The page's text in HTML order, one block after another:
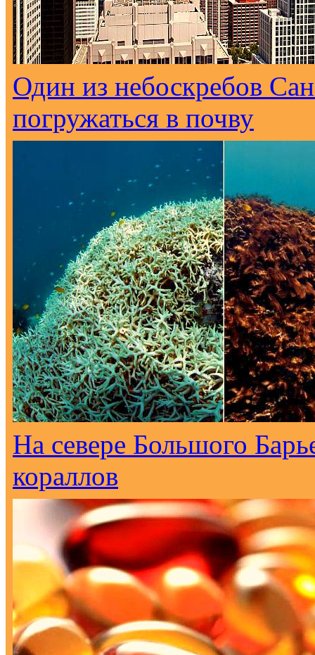
Один из небоскребов
погружаться в почву
На севере Большого
кораллов